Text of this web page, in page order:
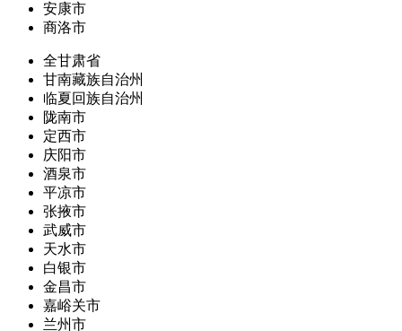
安康市
商洛市
全甘肃省
甘南藏族自治州
临夏回族自治州
陇南市
定西市
庆阳市
酒泉市
平凉市
张掖市
武威市
天水市
白银市
金昌市
嘉峪关市
兰州市